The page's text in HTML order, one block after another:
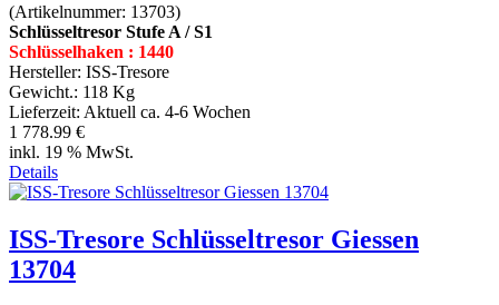
(Artikelnummer: 13703)
Schlüsseltresor Stufe A / S1
Schlüsselhaken : 1440
Hersteller: ISS-Tresore
Gewicht.: 118 Kg
Lieferzeit: Aktuell ca. 4-6 Wochen
1 778.99 €
inkl. 19 % MwSt.
Details
ISS-Tresore Schlüsseltresor Giessen
13704